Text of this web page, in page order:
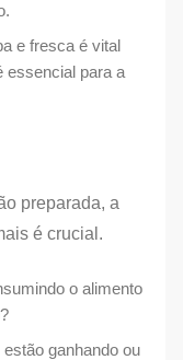
e fresca é vital
essencial para a
preparada, a
é crucial.
o alimento
ganhando ou